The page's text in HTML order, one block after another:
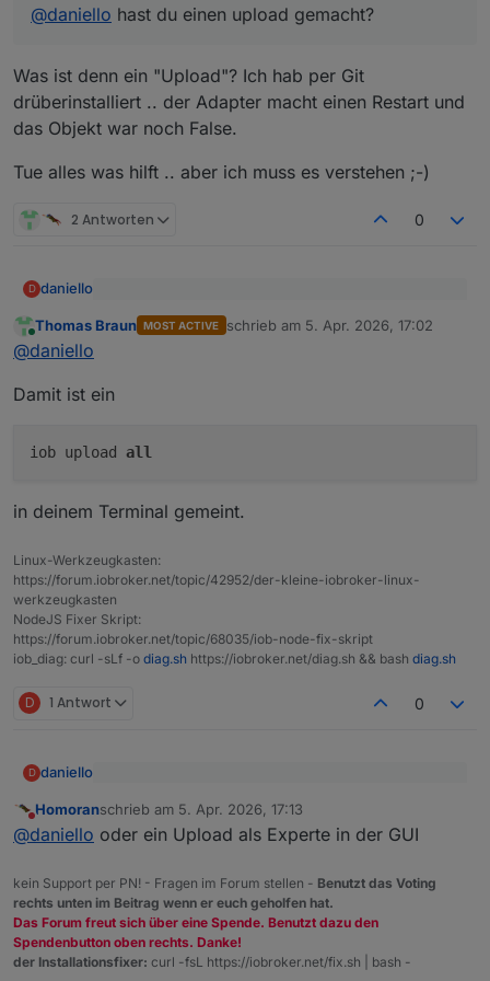
@daniello hast du einen upload gemacht?
Was ist denn ein "Upload"? Ich hab per Git
drüberinstalliert .. der Adapter macht einen Restart und
das Objekt war noch False.
Tue alles was hilft .. aber ich muss es verstehen ;-)
2 Antworten 0
D daniello
drüberinstalliert .. der Adapter macht einen Restart und
das Objekt war noch False.
Tue alles was hilft .. aber ich muss es verstehen ;-)
Online
Thomas Braun MOST ACTIVE schrieb am 5. Apr. 2026, 17:02
zuletzt editiert von
@daniello
Damit ist ein
iob upload all
in deinem Terminal gemeint.
Linux-Werkzeugkasten:
https://forum.iobroker.net/topic/42952/der-kleine-iobroker-linux-
werkzeugkasten
NodeJS Fixer Skript:
https://forum.iobroker.net/topic/68035/iob-node-fix-skript
iob_diag: curl -sLf -o diag.sh https://iobroker.net/diag.sh && bash diag.sh
D 1 Antwort 0
D daniello
@ daniello hast du einen upload gemacht?
Was ist denn ein "Upload"? Ich hab per Git
drüberinstalliert .. der Adapter macht einen Restart und
Nicht stören
Homoranschrieb am 5. Apr. 2026, 17:13
zuletzt editiert von
@daniello oder ein Upload als Experte in der GUI
kein Support per PN! - Fragen im Forum stellen - Benutzt das Voting
rechts unten im Beitrag wenn er euch geholfen hat.
Das Forum freut sich über eine Spende. Benutzt dazu den
Spendenbutton oben rechts. Danke!
der Installationsfixer: curl -fsL https://iobroker.net/fix.sh | bash -